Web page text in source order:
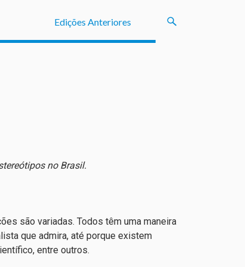
Edições Anteriores
no Brasil.
são variadas. Todos têm uma maneira
que admira, até porque existem
entre outros.